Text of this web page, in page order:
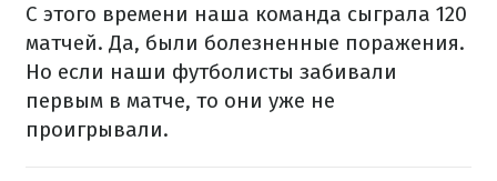
С этого времени наша команда сыграла 120
матчей. Да, были болезненные поражения.
Но если наши футболисты забивали
первым в матче, то они уже не
проигрывали.